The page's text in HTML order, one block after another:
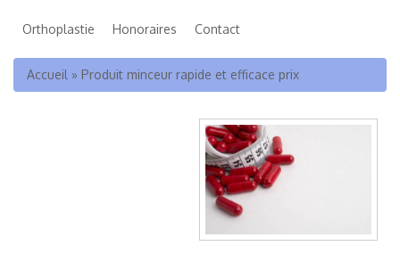
Orthoplastie Honoraires Contact
Vous êtes ici
Accueil » Produit minceur rapide et efficace prix